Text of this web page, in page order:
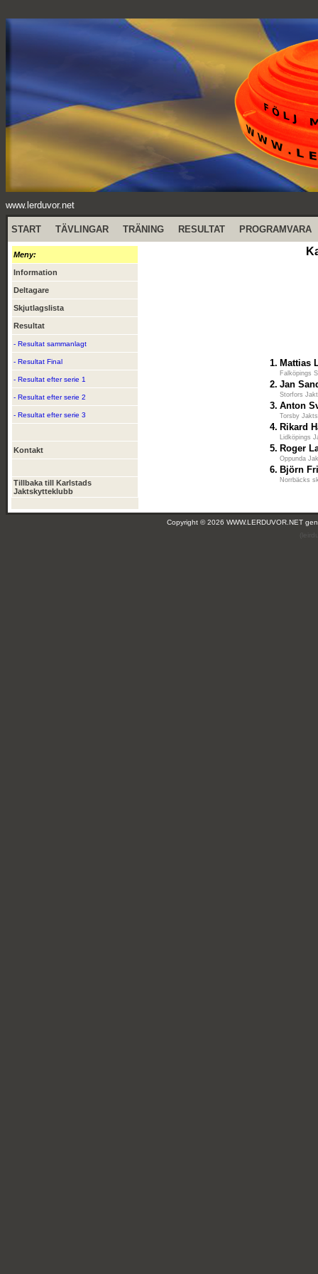
www.lerduvor.net
START TÄVLINGAR TRÄNING RESULTAT PROGRAMVARA
Meny:
Information
Deltagare
Skjutlagslista
Resultat
- Resultat sammanlagt
- Resultat Final
- Resultat efter serie 1
- Resultat efter serie 2
- Resultat efter serie 3
Kontakt
Tillbaka till Karlstads
Jaktskytteklubb
1. Mattias
Falköpings
2. Jan
Storfors
3. Anton
Torsby
4. Rikard
Lidköpings
5. Roger
Oppunda
6. Björn
Norrbäcks
Copyright © 2026 WWW.LERDUVOR.NET